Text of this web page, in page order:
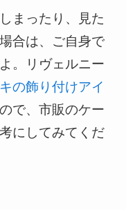
まったり、見た
合は、ご自身で
。リヴェルニー
の飾り付けアイ
で、市販のケー
にしてみてくだ